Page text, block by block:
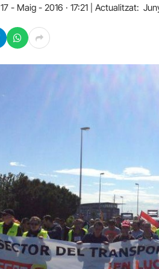
17 - Maig - 2016 · 17:21 Actualitzat: